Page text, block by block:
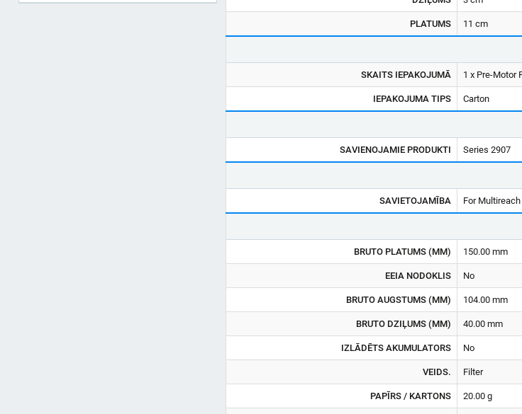
PLATUMS 11 cm
SKAITS IEPAKOJUMĀ 1 x Pre-Motor
IEPAKOJUMA TIPS Carton
SAVIENOJAMIE PRODUKTI Series 2907
SAVIETOJAMĪBA For
BRUTO PLATUMS (MM) 150.00 mm
EEIA NODOKLIS No
BRUTO AUGSTUMS (MM) 104.00 mm
BRUTO DZIĻUMS (MM) 40.00 mm
IZLĀDĒTS AKUMULATORS No
VEIDS. Filter
PAPĪRS / KARTONS 20.00 g